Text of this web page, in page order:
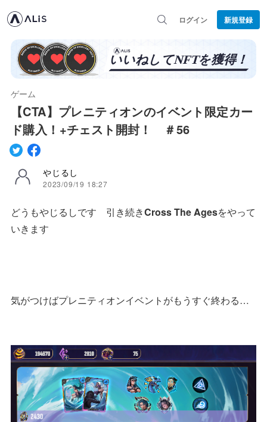
ログイン 新規登録
ゲーム
【CTA】プレニティオンのイベント限定カー
ド購入！+チェスト開封！ ＃56
やじるし
2023/09/19 18:27
どうもやじるしです 引き続きCross The Agesをやって
いきます
気がつけばプレニティオンイベントがもうすぐ終わる…